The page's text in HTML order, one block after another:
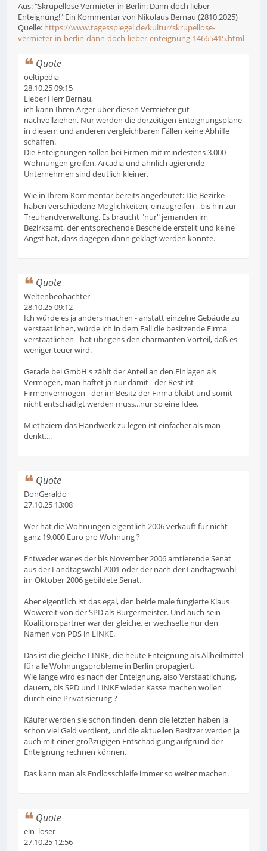
Aus: "Skrupellose Vermieter in Berlin: Dann doch lieber
Enteignung!" Ein Kommentar von Nikolaus Bernau (2810.2025)
Quelle: https://www.tagesspiegel.de/kultur/skrupellose-
vermieter-in-berlin-dann-doch-lieber-enteignung-14665415.html
Quote
oeltipedia
28.10.25 09:15
Lieber Herr Bernau,
ich kann Ihren Ärger über diesen Vermieter gut
nachvollziehen. Nur werden die derzeitigen Enteignungspläne
in diesem und anderen vergleichbaren Fällen keine Abhilfe
schaffen.
Die Enteignungen sollen bei Firmen mit mindestens 3.000
Wohnungen greifen. Arcadia und ähnlich agierende
Unternehmen sind deutlich kleiner.
Wie in Ihrem Kommentar bereits angedeutet: Die Bezirke
haben verschiedene Möglichkeiten, einzugreifen - bis hin zur
Treuhandverwaltung. Es braucht "nur" jemanden im
Bezirksamt, der entsprechende Bescheide erstellt und keine
Angst hat, dass dagegen dann geklagt werden könnte.
Quote
Weltenbeobachter
28.10.25 09:12
Ich würde es ja anders machen - anstatt einzelne Gebäude zu
verstaatlichen, würde ich in dem Fall die besitzende Firma
verstaatlichen - hat übrigens den charmanten Vorteil, daß es
weniger teuer wird.
Gerade bei GmbH's zählt der Anteil an den Einlagen als
Vermögen, man haftet ja nur damit - der Rest ist
Firmenvermögen - der im Besitz der Firma bleibt und somit
nicht entschädigt werden muss...nur so eine Idee.
Miethaiern das Handwerk zu legen ist einfacher als man
denkt....
Quote
DonGeraldo
27.10.25 13:08
Wer hat die Wohnungen eigentlich 2006 verkauft für nicht
ganz 19.000 Euro pro Wohnung ?
Entweder war es der bis November 2006 amtierende Senat
aus der Landtagswahl 2001 oder der nach der Landtagswahl
im Oktober 2006 gebildete Senat.
Aber eigentlich ist das egal, den beide male fungierte Klaus
Wowereit von der SPD als Bürgermeister. Und auch sein
Koalitionspartner war der gleiche, er wechselte nur den
Namen von PDS in LINKE.
Das ist die gleiche LINKE, die heute Enteignung als Allheilmittel
für alle Wohnungsprobleme in Berlin propagiert.
Wie lange wird es nach der Enteignung, also Verstaatlichung,
dauern, bis SPD und LINKE wieder Kasse machen wollen
durch eine Privatisierung ?
Käufer werden sie schon finden, denn die letzten haben ja
schon viel Geld verdient, und die aktuellen Besitzer werden ja
auch mit einer großzügigen Entschädigung aufgrund der
Enteignung rechnen können.
Das kann man als Endlosschleife immer so weiter machen.
Quote
ein_loser
27.10.25 12:56